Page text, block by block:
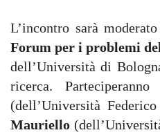
L’incontro sarà
Forum per i problemi
dell’Università di
ricerca. Parteciperanno
(dell’Università
Mauriello